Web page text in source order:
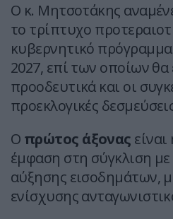
Ο κ. Μητσοτάκης
το τρίπτυχο
κυβερνητικό
2027, επί των οποίων θα
προοδευτικά και οι
προεκλογικές
Ο πρώτος άξονας
έμφαση στη σύγκλιση
αύξησης εισοδημάτων,
ενίσχυσης